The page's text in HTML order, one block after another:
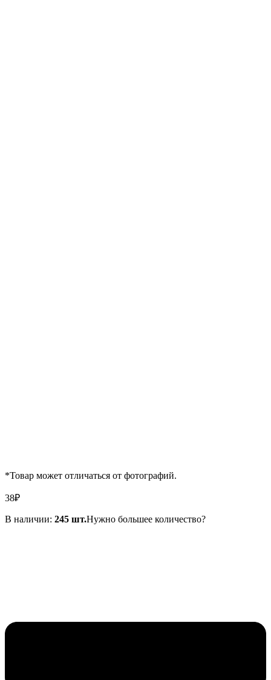
*Товар может отличаться от фотографий.
38₽
В наличии: 245 шт.Нужно большее количество?